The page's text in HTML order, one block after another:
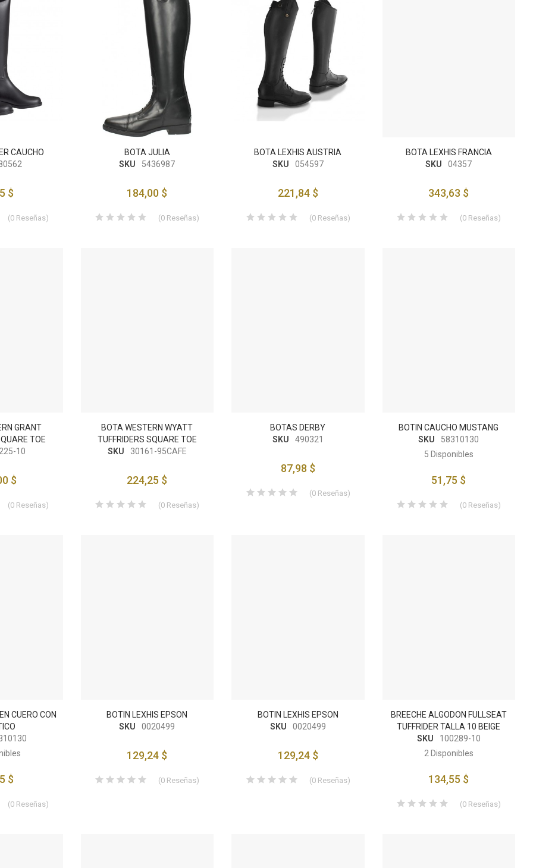
CAUCHO
$
(0Reseñas)
BOTA JULIA
SKU
5436987
184,00 $
(0 Reseñas)
BOTA LEXHIS AUSTRIA
SKU
054597
221,84 $
(0Reseñas)
BOTA LEXHIS FRANCIA
SKU
04357
343,63 $
(0 Reseñas)
GRANT
TOE
10
$
(0Reseñas)
BOTA WESTERN WYATT
TUFFRIDERS SQUARE TOE
SKU
30161-95CAFE
224,25 $
(0 Reseñas)
BOTAS DERBY
SKU
490321
87,98 $
(0Reseñas)
BOTIN CAUCHO MUSTANG
SKU
58310130
5 Disponibles
51,75 $
(0 Reseñas)
CUERO CON
$
(0Reseñas)
BOTIN LEXHIS EPSON
SKU
0020499
129,24 $
(0 Reseñas)
BOTIN LEXHIS EPSON
SKU
0020499
129,24 $
(0Reseñas)
BREECHE ALGODON FULLSEAT
TUFFRIDER TALLA 10 BEIGE
SKU
100289-10
2 Disponibles
134,55 $
(0 Reseñas)